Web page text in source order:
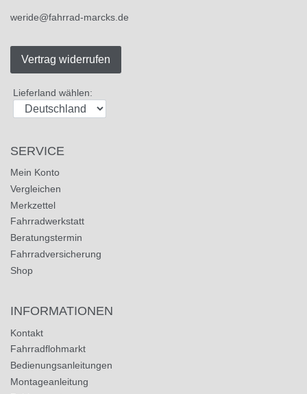
weride@fahrrad-marcks.de
Vertrag widerrufen
Lieferland wählen:
SERVICE
Mein Konto
Vergleichen
Merkzettel
Fahrradwerkstatt
Beratungstermin
Fahrradversicherung
Shop
INFORMATIONEN
Kontakt
Fahrradflohmarkt
Bedienungsanleitungen
Montageanleitung